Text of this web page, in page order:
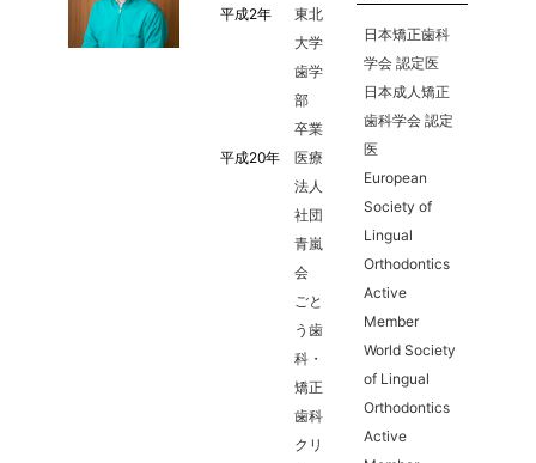
平成2年
東北
大学
歯学
部
卒業
平成20年
医療
法人
社団
青嵐
会
ごと
う歯
科・
矯正
歯科
クリ
日本矯正歯科
学会 認定医
日本成人矯正
歯科学会 認定
医
European
Society of
Lingual
Orthodontics
Active
Member
World Society
of Lingual
Orthodontics
Active